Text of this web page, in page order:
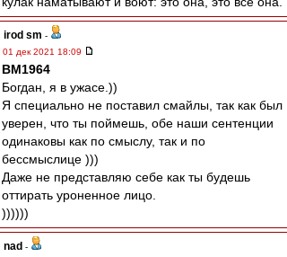
irod sm -
01 дек 2021 18:09
BM1964
Богдан, я в ужасе.))
Я специально не поставил смайлы, так как был
уверен, что ты поймешь, обе наши сентенции
одинаковы как по смыслу, так и по
бессмыслице )))
Даже не представляю себе как ты будешь
оттирать уроненное лицо.
))))))
nad -